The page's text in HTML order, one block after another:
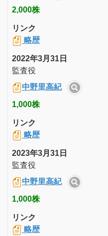
2,000株
リンク
略歴
2022年3月31日
監査役
中野里高紀
1,000株
リンク
略歴
2023年3月31日
監査役
中野里高紀
1,000株
リンク
略歴